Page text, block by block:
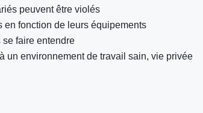
peuvent être violés
en fonction de leurs équipements
faire entendre
un environnement de travail sain, vie privée